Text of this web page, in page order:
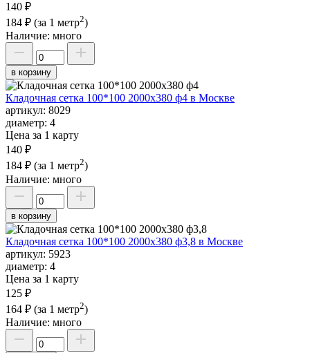
140 ₽
184 ₽ (за 1 метр2)
Наличие: много
в корзину
Кладочная сетка 100*100 2000х380 ф4 в Москве
артикул: 8029
диаметр: 4
Цена за 1 карту
140 ₽
184 ₽ (за 1 метр2)
Наличие: много
в корзину
Кладочная сетка 100*100 2000х380 ф3,8 в Москве
артикул: 5923
диаметр: 4
Цена за 1 карту
125 ₽
164 ₽ (за 1 метр2)
Наличие: много